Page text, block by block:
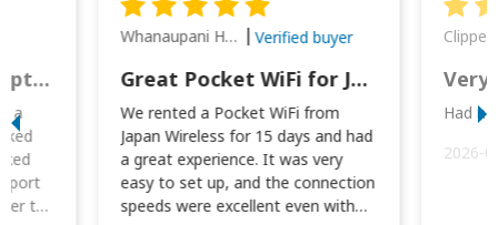
This was wonderful option to a family of four. Everything worked smoothly.
a
to
Whanaupani Henry Joseph Macown Verified buyer
Great Pocket WiFi for Japan Travel
We rented a Pocket WiFi from
Japan Wireless for 15 days and had
a great experience. It was very
easy to set up, and the connection
speeds were excellent even with
Very
Had
2026-